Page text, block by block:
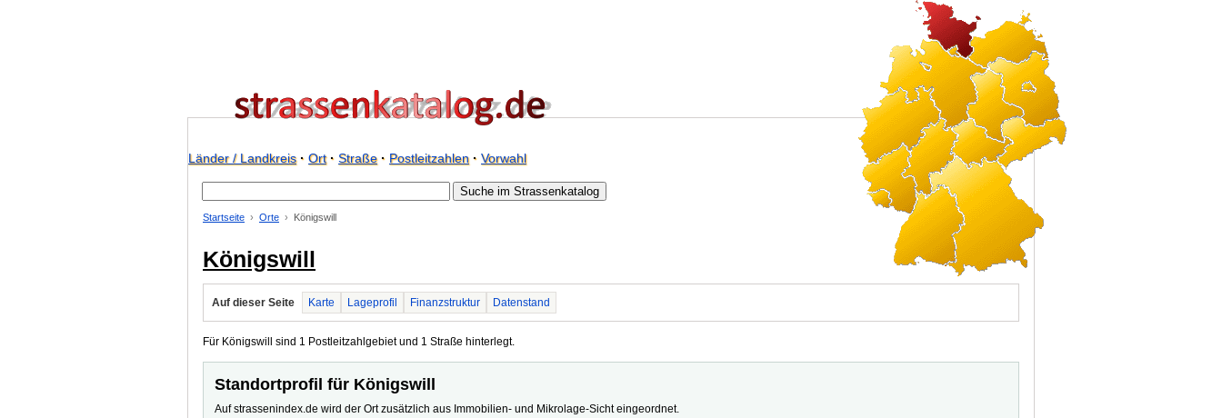
Länder / Landkreis· Ort· Straße· Postleitzahlen· Vorwahl
Startseite Orte Königswill
Königswill
Auf dieser Seite Karte Lageprofil Finanzstruktur Datenstand
Für Königswill sind 1 Postleitzahlgebiet und 1 Straße hinterlegt.
Standortprofil für Königswill
Auf strassenindex.de wird der Ort zusätzlich aus Immobilien- und Mikrolage-Sicht eingeordnet.